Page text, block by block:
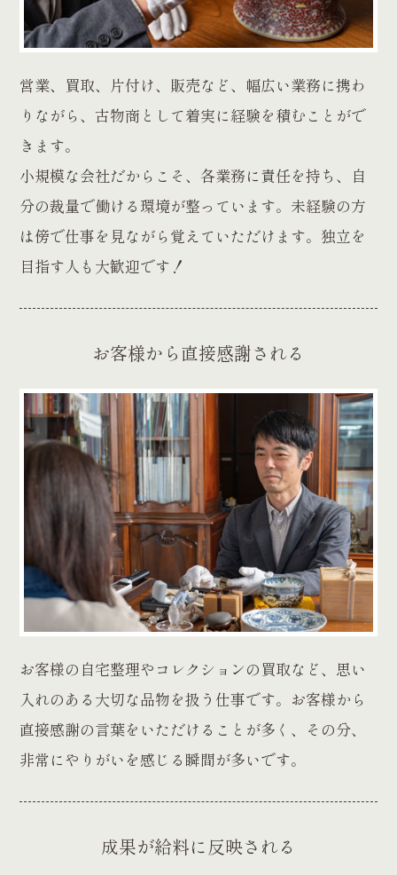
営業、買取、片付け、販売など、幅広い業務に携わ
りながら、古物商として着実に経験を積むことがで
きます。
小規模な会社だからこそ、各業務に責任を持ち、自
分の裁量で働ける環境が整っています。未経験の方
は傍で仕事を見ながら覚えていただけます。独立を
目指す人も大歓迎です！
お客様から直接感謝される
お客様の自宅整理やコレクションの買取など、思い
入れのある大切な品物を扱う仕事です。お客様から
直接感謝の言葉をいただけることが多く、その分、
非常にやりがいを感じる瞬間が多いです。
成果が給料に反映される